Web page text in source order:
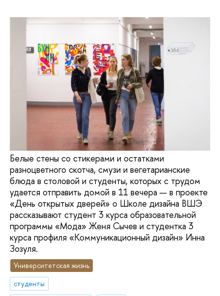
Белые стены со стикерами и остатками
разноцветного скотча, смузи и вегетарианские
блюда в столовой и студенты, которых с трудом
удается отправить домой в 11 вечера — в проекте
«День открытых дверей» о Школе дизайна ВШЭ
рассказывают студент 3 курса образовательной
программы «Мода» Женя Сычев и студентка 3
курса профиля «Коммуникационный дизайн» Инна
Зозуля.
Университетская жизнь
студенты